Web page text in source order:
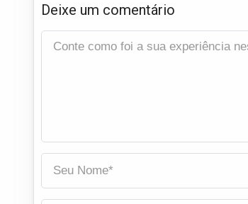
Deixe um comentário